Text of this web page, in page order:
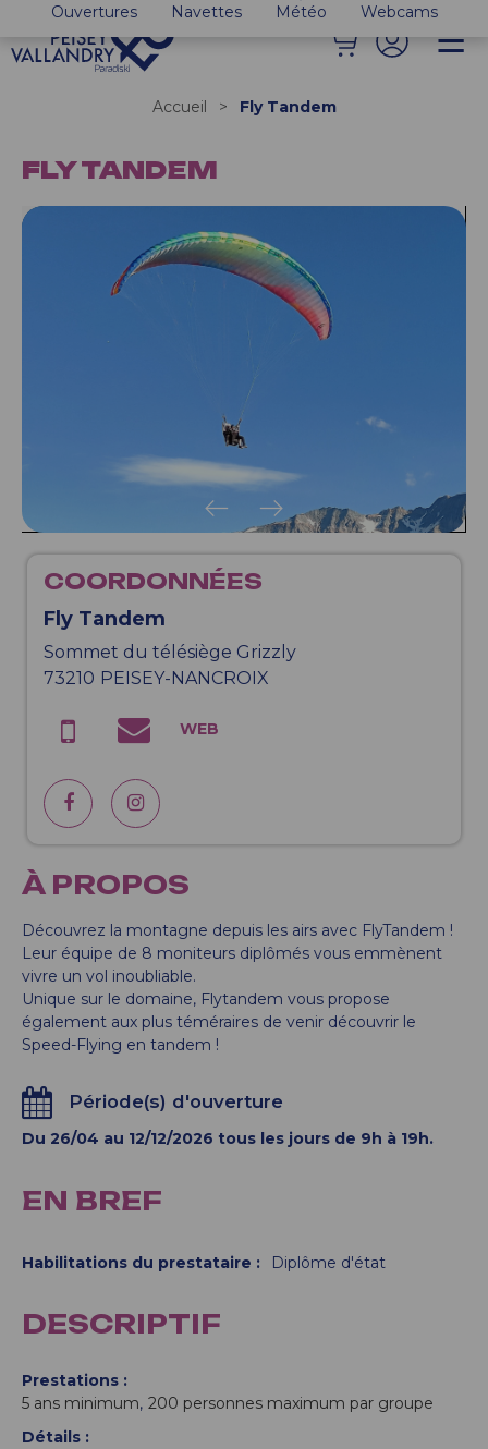
Ouvertures Navettes Météo Webcams
Accueil > Fly Tandem
FLY TANDEM
COORDONNÉES
Fly Tandem
Sommet du télésiège Grizzly
73210 PEISEY-NANCROIX
À PROPOS
Découvrez la montagne depuis les airs avec FlyTandem !
Leur équipe de 8 moniteurs diplômés vous emmènent
vivre un vol inoubliable.
Unique sur le domaine, Flytandem vous propose
également aux plus téméraires de venir découvrir le
Speed-Flying en tandem !
Période(s) d'ouverture
Du 26/04 au 12/12/2026 tous les jours de 9h à 19h.
EN BREF
Habilitations du prestataire : Diplôme d'état
DESCRIPTIF
Prestations
5 ans minimum 200 personnes maximum par groupe
Détails